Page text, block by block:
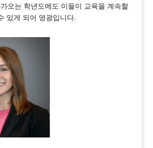
오는 학년도에도 이들이 교육을 계속할
있게 되어 영광입니다.